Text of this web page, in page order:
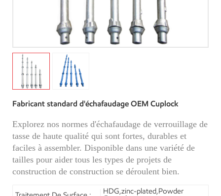
Fabricant standard d'échafaudage OEM Cuplock
Explorez nos normes d'échafaudage de verrouillage de
tasse de haute qualité qui sont fortes, durables et
faciles à assembler. Disponible dans une variété de
tailles pour aider tous les types de projets de
construction de construction se déroulent bien.
HDG,zinc-plated,Powder